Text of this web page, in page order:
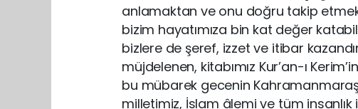
anlamaktan ve onu doğru takip
bizim hayatımıza bin kat değer
bizlere de şeref, izzet ve itibar
müjdelenen, kitabımız Kur’an-ı
bu mübarek gecenin
milletimiz, İslam âlemi ve tüm